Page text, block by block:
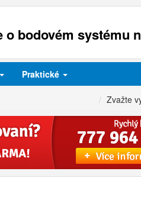
o bodovém systému
Praktické
Zvažte